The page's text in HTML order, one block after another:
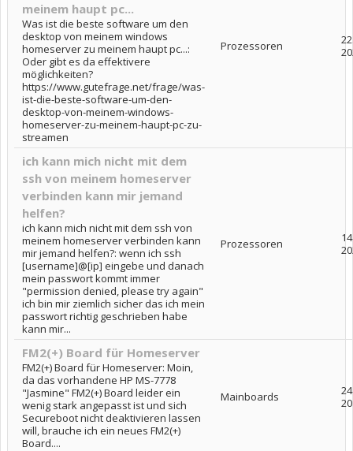
meinem haupt pc...
Was ist die beste software um den
desktop von meinem windows
homeserver zu meinem haupt pc...:
Oder gibt es da effektivere
möglichkeiten?
https://www.gutefrage.net/frage/was-
ist-die-beste-software-um-den-
desktop-von-meinem-windows-
homeserver-zu-meinem-haupt-pc-zu-
streamen
Prozessoren
ich kann mich nicht mit dem
ssh von meinem homeserver
verbinden kann mir jemand
helfen?
ich kann mich nicht mit dem ssh von
meinem homeserver verbinden kann
mir jemand helfen?: wenn ich ssh
[username]@[ip] eingebe und danach
mein passwort kommt immer
"permission denied, please try again"
ich bin mir ziemlich sicher das ich mein
passwort richtig geschrieben habe
kann mir...
Prozessoren
FM2(+) Board für Homeserver
FM2(+) Board für Homeserver: Moin,
da das vorhandene HP MS-7778
"Jasmine" FM2(+) Board leider ein
wenig stark angepasst ist und sich
Secureboot nicht deaktivieren lassen
will, brauche ich ein neues FM2(+)
Board....
Mainboards